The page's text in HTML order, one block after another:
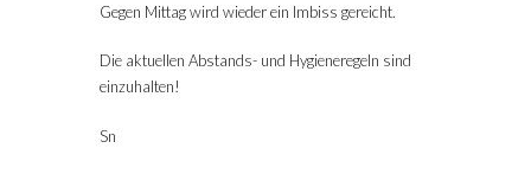
Gegen Mittag wird wieder ein Imbiss gereicht.
Die aktuellen Abstands- und Hygieneregeln sind
einzuhalten!
Sn